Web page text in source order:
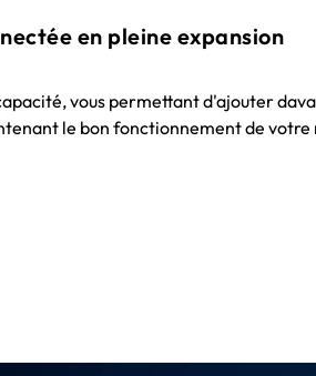
en pleine expansion
vous permettant d'ajouter
le bon fonctionnement de votre